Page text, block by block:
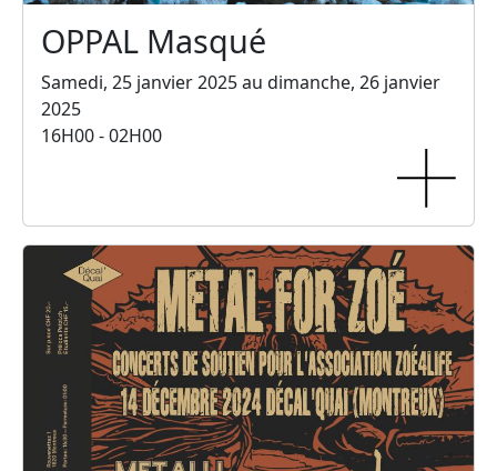
OPPAL Masqué
Samedi, 25 janvier 2025 au dimanche, 26 janvier
2025
16H00 - 02H00